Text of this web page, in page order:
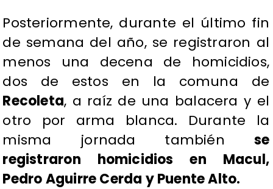
Posteriormente, durante el último fin
de semana del año, se registraron al
menos una decena de homicidios,
dos de estos en la comuna de
Recoleta, a raíz de una balacera y el
otro por arma blanca. Durante la
misma jornada también se
registraron homicidios en Macul,
Pedro Aguirre Cerda y Puente Alto.